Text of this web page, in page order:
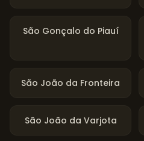
São Gonçalo do Piauí
São João da Fronteira
São João da Varjota